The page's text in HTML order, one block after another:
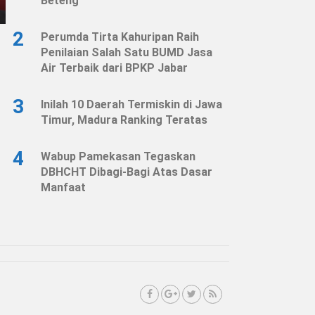
2
Perumda Tirta Kahuripan Raih
Penilaian Salah Satu BUMD Jasa
Air Terbaik dari BPKP Jabar
3
Inilah 10 Daerah Termiskin di Jawa
Timur, Madura Ranking Teratas
4
Wabup Pamekasan Tegaskan
DBHCHT Dibagi-Bagi Atas Dasar
Manfaat